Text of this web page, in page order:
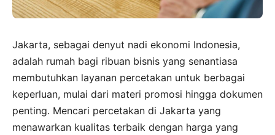
Jakarta, sebagai denyut nadi ekonomi Indonesia,
adalah rumah bagi ribuan bisnis yang senantiasa
membutuhkan layanan percetakan untuk berbagai
keperluan, mulai dari materi promosi hingga dokumen
penting. Mencari percetakan di Jakarta yang
menawarkan kualitas terbaik dengan harga yang